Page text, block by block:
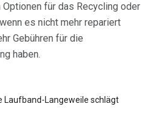
Optionen für das Recycling oder
es nicht mehr repariert
Gebühren für die
haben.
Laufband-Langeweile schlägt